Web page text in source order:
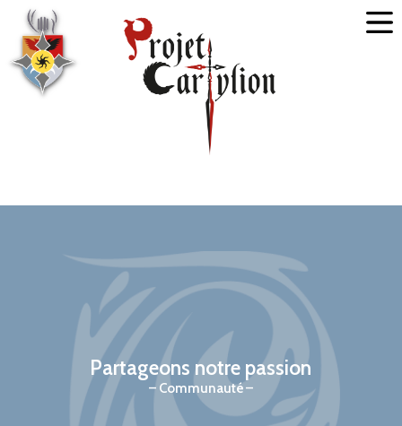
Partageons notre passion
Communauté